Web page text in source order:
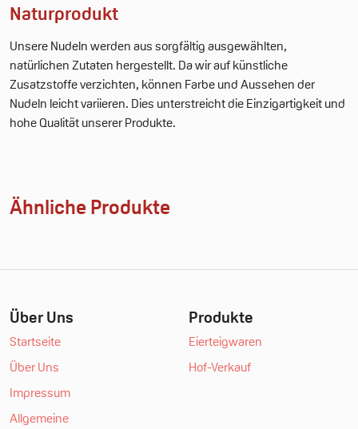
Naturprodukt
Unsere Nudeln werden aus sorgfältig ausgewählten,
natürlichen Zutaten hergestellt. Da wir auf künstliche
Zusatzstoffe verzichten, können Farbe und Aussehen der
Nudeln leicht variieren. Dies unterstreicht die Einzigartigkeit und
hohe Qualität unserer Produkte.
Ähnliche Produkte
Über Uns
Startseite
Über Uns
Impressum
Allgemeine
Produkte
Eierteigwaren
Hof-Verkauf